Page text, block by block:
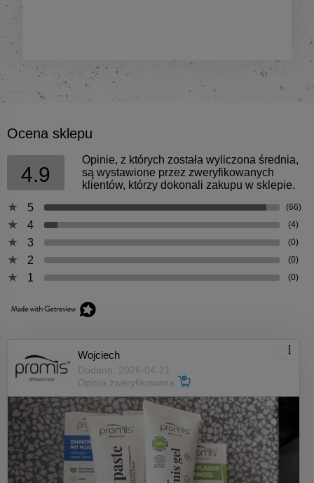
Ocena sklepu
4.9
Opinie, z których została wyliczona średnia,
są wystawione przez zweryfikowanych
klientów, którzy dokonali zakupu w sklepie.
5
(66)
4 (4)
3 (0)
2 (0)
1 (0)
Wojciech
Dodano: 2026-04-21
Opinia zweryfikowana